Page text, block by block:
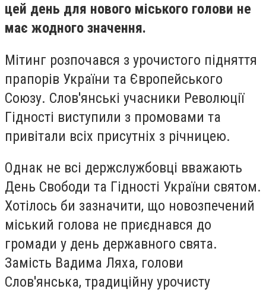
цей день для нового міського голови не
має жодного значення.
Мітинг розпочався з урочистого підняття
прапорів України та Європейського
Союзу. Слов'янські учасники Революції
Гідності виступили з промовами та
привітали всіх присутніх з річницею.
Однак не всі держслужбовці вважають
День Свободи та Гідності України святом.
Хотілось би зазначити, що новозпечений
міський голова не приєднався до
громади у день державного свята.
Замість Вадима Ляха, голови
Слов'янська, традиційну урочисту